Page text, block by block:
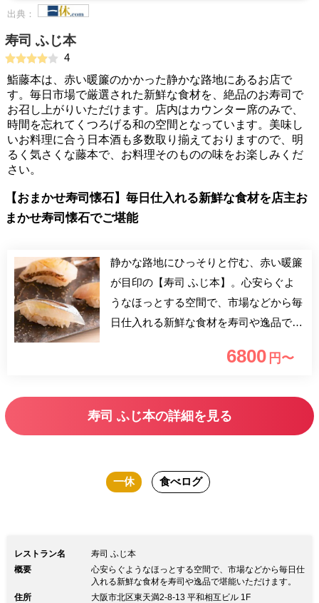
出典：
寿司 ふじ本
4
鮨藤本は、赤い暖簾のかかった静かな路地にあるお店で
す。毎日市場で厳選された新鮮な食材を、絶品のお寿司で
お召し上がりいただけます。店内はカウンター席のみで、
時間を忘れてくつろげる和の空間となっています。美味し
いお料理に合う日本酒も多数取り揃えておりますので、明
るく気さくな藤本で、お料理そのものの味をお楽しみくだ
さい。
【おまかせ寿司懐石】毎日仕入れる新鮮な食材を店主お
まかせ寿司懐石でご堪能
静かな路地にひっそりと佇む、赤い暖簾
が目印の【寿司 ふじ本】。心安らぐよ
うなほっとする空間で、市場などから毎
日仕入れる新鮮な食材を寿司や逸品で堪
内は、時間を忘れて寛げる癒しの和空間
6800 円〜
寿司 ふじ本の詳細を見る
一休 食べログ
レストラン名
寿司 ふじ本
概要
心安らぐようなほっとする空間で、市場などから毎日仕
入れる新鮮な食材を寿司や逸品で堪能いただけます。
住所
大阪市北区東天満2-8-13 平和相互ビル 1F